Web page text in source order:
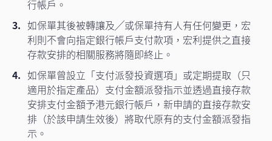
行帳戶。
如保單其後被轉讓及╱或保單持有人有任何變更，宏
利則不會向指定銀行帳戶支付款項，宏利提供之直接
存款安排的相關服務將隨即終止。
如保單曾設立「支付派發投資選項」或定期提取（只
適用於指定產品）支付金額派發指示並透過直接存款
安排支付金額予港元銀行帳戶，新申請的直接存款安
排（於該申請生效後）將取代原有的支付金額派發指
示。